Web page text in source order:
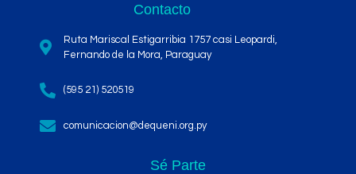
Contacto
Ruta Mariscal Estigarribia 1757 casi Leopardi,
Fernando de la Mora, Paraguay
(595 21) 520519
comunicacion@dequeni.org.py
Sé Parte